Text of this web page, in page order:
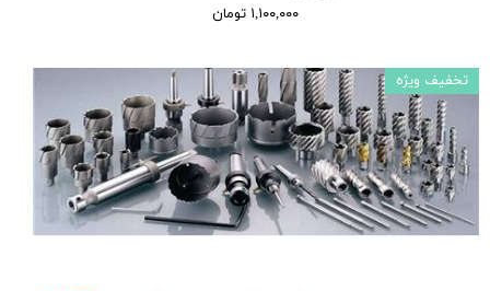
۱,۱۰۰,۰۰۰ تومان
تخفیف ویژه